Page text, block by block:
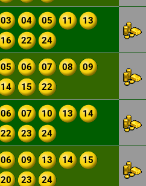
03 04 05 11
13
16 22 24
05 06 07 08
09
14 15 22
06 07 10 13
14
22 23 24
06 09 13 14
15
20 23 24